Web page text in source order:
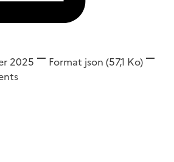
2025 Format json (57,1 Ko)